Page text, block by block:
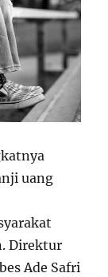
uang
Direktur
Ade Safri